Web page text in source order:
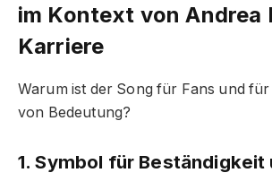
im Kontext von Andrea
Karriere
Warum ist der Song für Fans und
von Bedeutung?
1. Symbol für Beständigkeit